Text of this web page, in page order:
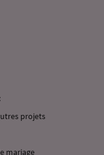
projets
mariage